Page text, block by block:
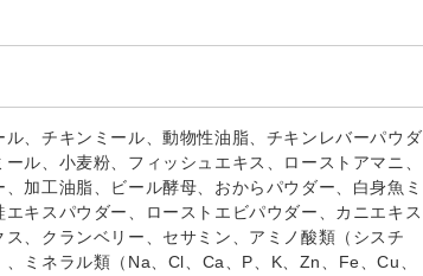
ル、チキンミール、動物性油脂、チキンレバーパウダ
ル、小麦粉、フィッシュエキス、ローストアマニ、
加工油脂、ビール酵母、おからパウダー、白身魚ミ
キスパウダー、ローストエビパウダー、カニエキス
、クランベリー、セサミン、アミノ酸類（シスチ
ミネラル類（Na、Cl、Ca、P、K、Zn、Fe、Cu、